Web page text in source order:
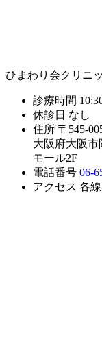
ひまわり会クリニ
診療時間
休診日 なし
住所 〒545-
大阪府大阪市
モール2F
電話番号 06-
アクセス 各